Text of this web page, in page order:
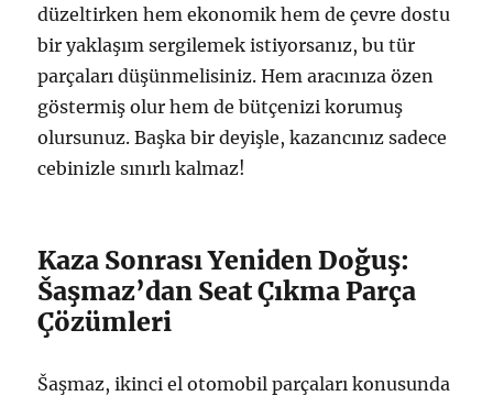
düzeltirken hem ekonomik hem de çevre dostu
bir yaklaşım sergilemek istiyorsanız, bu tür
parçaları düşünmelisiniz. Hem aracınıza özen
göstermiş olur hem de bütçenizi korumuş
olursunuz. Başka bir deyişle, kazancınız sadece
cebinizle sınırlı kalmaz!
Kaza Sonrası Yeniden Doğuş:
Šaşmaz’dan Seat Çıkma Parça
Çözümleri
Šaşmaz, ikinci el otomobil parçaları konusunda